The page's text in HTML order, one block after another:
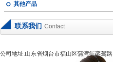
其他产品
联系我们 Contact
公司地址:山东省烟台市福山区蒲湾街銮驾路